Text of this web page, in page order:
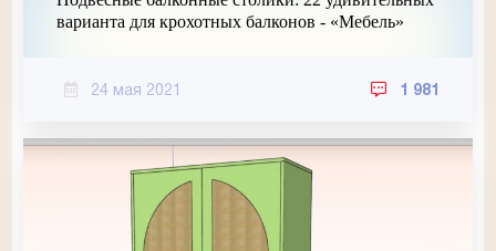
варианта для крохотных балконов - «Мебель»
24 мая 2021 1 981